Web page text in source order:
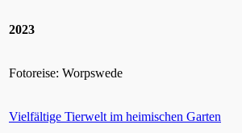
2023
Fotoreise: Worpswede
Vielfältige Tierwelt im heimischen Garten